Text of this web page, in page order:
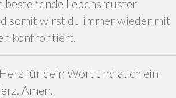
bestehende Lebensmuster
somit wirst du immer wieder mit
konfrontiert.
für dein Wort und auch ein
Amen.